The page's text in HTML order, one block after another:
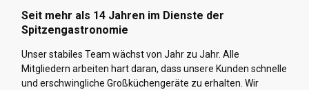
Seit mehr als 14 Jahren im Dienste der
Spitzengastronomie
Unser stabiles Team wächst von Jahr zu Jahr. Alle
Mitgliedern arbeiten hart daran, dass unsere Kunden schnelle
und erschwingliche Großküchengeräte zu erhalten. Wir